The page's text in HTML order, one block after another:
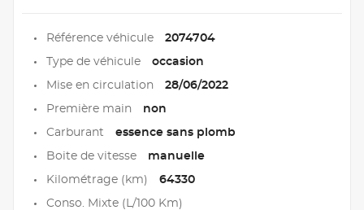
Référence véhicule 2074704
Type de véhicule occasion
Mise en circulation 28/06/2022
Première main non
Carburant essence sans plomb
Boite de vitesse manuelle
Kilométrage (km) 64330
Conso. Mixte (L/100 Km)